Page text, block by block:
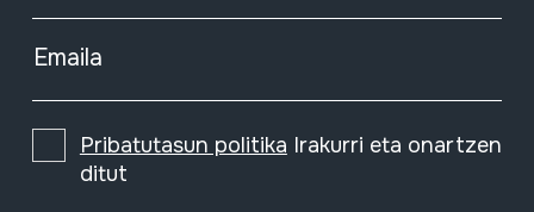
Emaila
Pribatutasun politika Irakurri eta onartzen
ditut